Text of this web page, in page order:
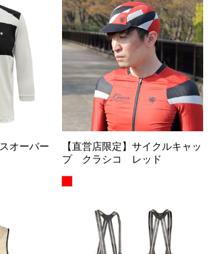
オーバー
【直営店限定】サイクルキャッ
プ クラシコ レッド